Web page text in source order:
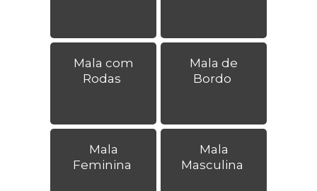
Mala com
Rodas
Mala de
Bordo
Mala
Feminina
Mala
Masculina